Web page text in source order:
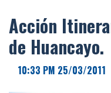
Acción
de Huancayo.
10:33 PM 25/03/2011